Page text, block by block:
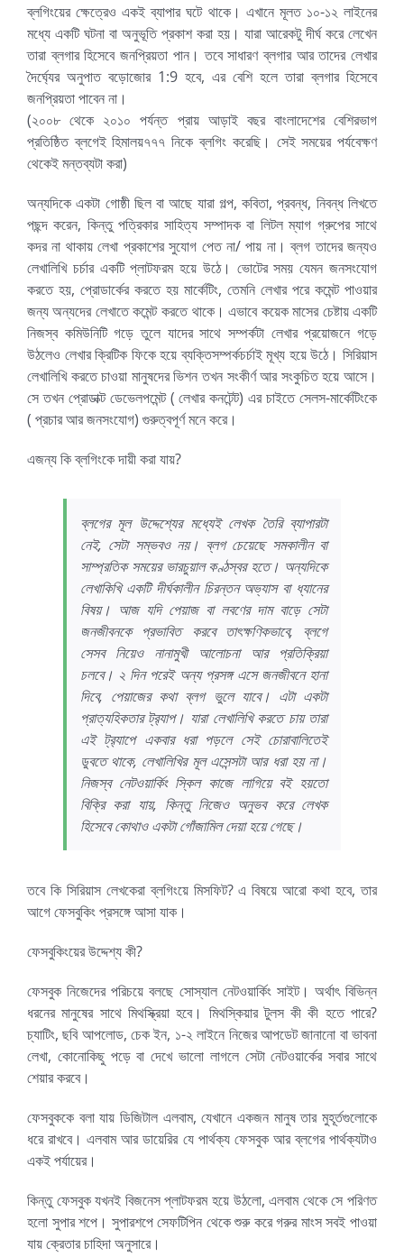
ব্লগিংয়ের ক্ষেত্রেও একই ব্যাপার ঘটে থাকে। এখানে মূলত ১০-১২ লাইনের
মধ্যে একটি ঘটনা বা অনুভূতি প্রকাশ করা হয়। যারা আরেকটু দীর্ঘ করে লেখেন
তারা ব্লগার হিসেবে জনপ্রিয়তা পান। তবে সাধারণ ব্লগার আর তাদের লেখার
দৈর্ঘ্যের অনুপাত বড়োজোর 1:9 হবে, এর বেশি হলে তারা ব্লগার হিসেবে
জনপ্রিয়তা পাবেন না।
(২০০৮ থেকে ২০১০ পর্যন্ত প্রায় আড়াই বছর বাংলাদেশের বেশিরভাগ
প্রতিষ্ঠিত ব্লগেই হিমালয়৭৭৭ নিকে ব্লগিং করেছি। সেই সময়ের পর্যবেক্ষণ
থেকেই মন্তব্যটা করা)
অন্যদিকে একটা গোষ্ঠী ছিল বা আছে যারা গল্প, কবিতা, প্রবন্ধ, নিবন্ধ লিখতে
পছন্দ করেন, কিন্তু পত্রিকার সাহিত্য সম্পাদক বা লিটল ম্যাগ গ্রুপের সাথে
কদর না থাকায় লেখা প্রকাশের সুযোগ পেত না/ পায় না। ব্লগ তাদের জন্যও
লেখালিখি চর্চার একটি প্লাটফরম হয়ে উঠে। ভোটের সময় যেমন জনসংযোগ
করতে হয়, প্রোডার্কের করতে হয় মার্কেটিং, তেমনি লেখার পরে কমেন্ট পাওয়ার
জন্য অন্যদের লেখাতে কমেন্ট করতে থাকে। এভাবে কয়েক মাসের চেষ্টায় একটি
নিজস্ব কমিউনিটি গড়ে তুলে যাদের সাথে সম্পর্কটা লেখার প্রয়োজনে গড়ে
উঠলেও লেখার ক্রিটিক ফিকে হয়ে ব্যক্তিসম্পর্কচর্চাই মূখ্য হয়ে উঠে। সিরিয়াস
লেখালিখি করতে চাওয়া মানুষদের ভিশন তখন সংকীর্ণ আর সংকুচিত হয়ে আসে।
সে তখন প্রোডাক্ট ডেভেলপমেন্ট ( লেখার কনটেন্ট) এর চাইতে সেলস-মার্কেটিংকে
( প্রচার আর জনসংযোগ) গুরুত্বপূর্ণ মনে করে।
এজন্য কি ব্লগিংকে দায়ী করা যায়?
ব্লগের মূল উদ্দেশ্যের মধ্যেই লেখক তৈরি ব্যাপারটা
নেই, সেটা সম্ভবও নয়। ব্লগ চেয়েছে সমকালীন বা
সাম্প্রতিক সময়ের ভারচুয়াল কণ্ঠস্বর হতে। অন্যদিকে
লেখাকিখি একটি দীর্ঘকালীন চিরন্তন অভ্যাস বা ধ্যানের
বিষয়। আজ যদি পেয়াজ বা লবণের দাম বাড়ে সেটা
জনজীবনকে প্রভাবিত করবে তাৎক্ষণিকভাবে, ব্লগে
সেসব নিয়েও নানামুখী আলোচনা আর প্রতিক্রিয়া
চলবে। ২ দিন পরেই অন্য প্রসঙ্গ এসে জনজীবনে হানা
দিবে, পেয়াজের কথা ব্লগ ভুলে যাবে। এটা একটা
প্রাত্যহিকতার ট্র‍্যাপ। যারা লেখালিখি করতে চায় তারা
এই ট্র‍্যাপে একবার ধরা পড়লে সেই চোরাবালিতেই
ডুবতে থাকে, লেখালিখির মূল এসেন্সটা আর ধরা হয় না।
নিজস্ব নেটওয়ার্কিং স্কিল কাজে লাগিয়ে বই হয়তো
বিক্রি করা যায়, কিন্তু নিজেও অনুভব করে লেখক
হিসেবে কোথাও একটা গোঁজামিল দেয়া হয়ে গেছে।
তবে কি সিরিয়াস লেখকেরা ব্লগিংয়ে মিসফিট? এ বিষয়ে আরো কথা হবে, তার
আগে ফেসবুকিং প্রসঙ্গে আসা যাক।
ফেসবুকিংয়ের উদ্দেশ্য কী?
ফেসবুক নিজেদের পরিচয়ে বলছে সোস্যাল নেটওয়ার্কিং সাইট। অর্থাৎ বিভিন্ন
ধরনের মানুষের সাথে মিথস্ক্রিয়া হবে। মিথস্কিয়ার টুলস কী কী হতে পারে?
চ্যাটিং, ছবি আপলোড, চেক ইন, ১-২ লাইনে নিজের আপডেট জানানো বা ভাবনা
লেখা, কোনোকিছু পড়ে বা দেখে ভালো লাগলে সেটা নেটওয়ার্কের সবার সাথে
শেয়ার করবে।
ফেসবুককে বলা যায় ডিজিটাল এলবাম, যেখানে একজন মানুষ তার মুহূর্তগুলোকে
ধরে রাখবে। এলবাম আর ডায়েরির যে পার্থক্য ফেসবুক আর ব্লগের পার্থক্যটাও
একই পর্যায়ের।
কিন্তু ফেসবুক যখনই বিজনেস প্লাটফরম হয়ে উঠলো, এলবাম থেকে সে পরিণত
হলো সুপার শপে। সুপারশপে সেফটিপিন থেকে শুরু করে গরুর মাংস সবই পাওয়া
যায় ক্রেতার চাহিদা অনুসারে।